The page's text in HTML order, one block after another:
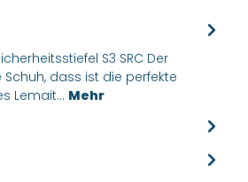
S3 SRC Der
dass ist die perfekte
Lemait… Mehr